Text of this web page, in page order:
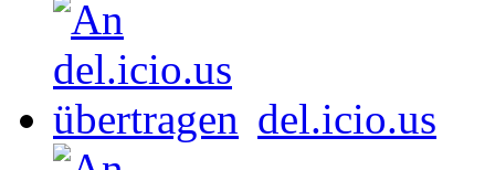
del.icio.us